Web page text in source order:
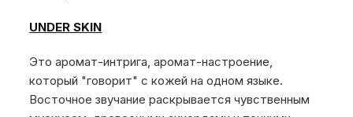
UNDER SKIN
Это аромат-интрига, аромат-настроение,
который "говорит" с кожей на одном языке.
Восточное звучание раскрывается чувственным